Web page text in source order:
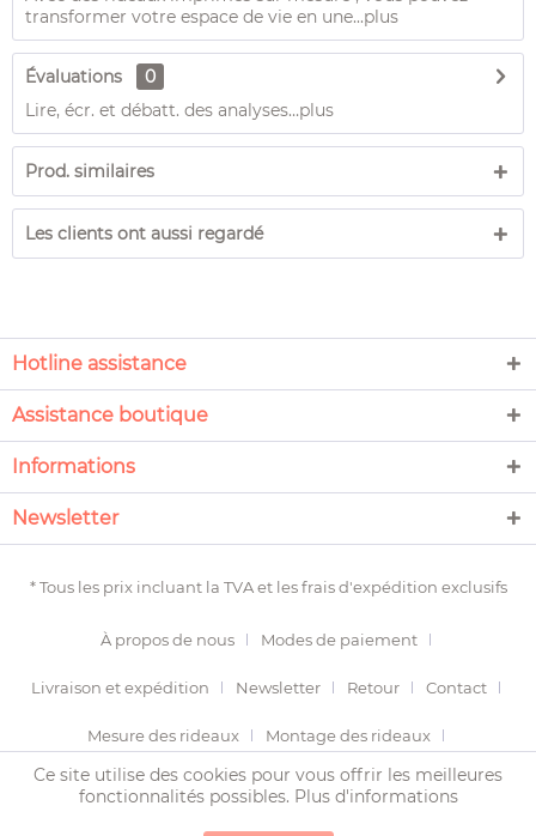
transformer votre espace de vie en une...plus
Évaluations
0
Lire, écr. et débatt. des analyses…plus
Prod. similaires
Les clients ont aussi regardé
Hotline assistance
Assistance boutique
Informations
Newsletter
* Tous les prix incluant la TVA et lesfrais d'expédition exclusifs
À propos de nous Modes de paiement
Livraison et expédition Newsletter Retour Contact
Mesure des rideaux Montage des rideaux
Termes et conditions Droit de révocation
Protection des données Imprimer
Ce site utilise des cookies pour vous offrir les meilleures
fonctionnalités possibles. Plus d'informations